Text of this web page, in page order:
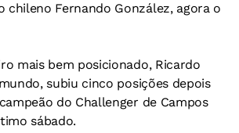
chileno Fernando González, agora o
mais bem posicionado, Ricardo
subiu cinco posições depois
do Challenger de Campos
sábado.